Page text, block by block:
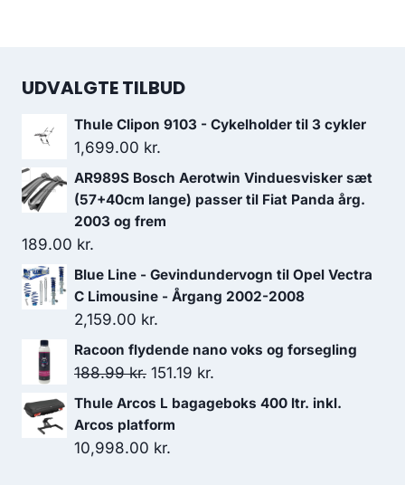
UDVALGTE TILBUD
Thule Clipon 9103 - Cykelholder til 3 cykler
1,699.00 kr.
AR989S Bosch Aerotwin Vinduesvisker sæt
(57+40cm lange) passer til Fiat Panda årg.
2003 og frem
189.00 kr.
Blue Line - Gevindundervogn til Opel Vectra
C Limousine - Årgang 2002-2008
2,159.00 kr.
Racoon flydende nano voks og forsegling
188.99kr. Den
oprindelige
pris
var:
151.19 kr.
aktuelle
Thule Arcos L bagageboks 400 ltr. inkl.
Arcos platform
10,998.00 kr.